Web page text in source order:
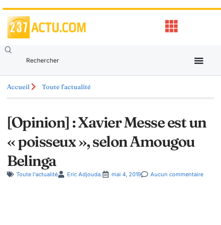
Accueil Toute l'actualité
[Opinion] : Xavier Messe est un
« poisseux », selon Amougou
Belinga
Toute l'actualité Eric Adjouda. mai 4, 2019 Aucun commentaire